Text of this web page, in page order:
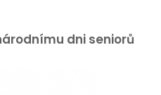
dni seniorů